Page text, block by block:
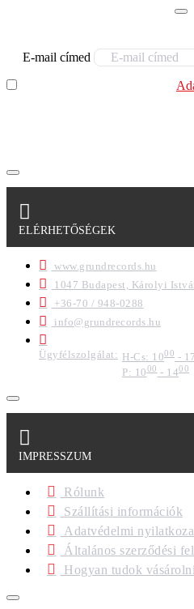
E-mail címed
ELÉRHETŐSÉGEK
www.grundrecords.hu
1047 Budapest, Károlyi
+36-70 / 948-0288
info@grundrecords.hu
Ügyfélszolgálat: H-Cs: 1000 -
P: 1000- 1400
IMPRESSZUM
Rólunk
Szállítási információk
Adatvédelmi
Általános szerződési
Hogyan tudok